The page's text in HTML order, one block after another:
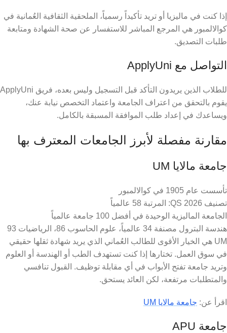
إذا كنت في ماليزيا أو تريد تأكيداً رسمياً، الملحقية الثقافية العُمانية في
كوالالمبور هي المرجع المباشر للاستفسار عن صحة الشهادة ومتابعة
طلبات التصديق.
التواصل مع ApplyUni
للطلاب الذين يريدون التأكد قبل التسجيل وليس بعده، فريق ApplyUni
يقوم بالتحقق من اعتراف الجامعة واعتماد التخصص نيابة عنك،
ويساعدك في إعداد طلب الموافقة المسبقة بالكامل.
مقارنة مفصلة لأبرز الجامعات المعترف بها
جامعة مالايا UM
تأسست عام 1905 في كوالالمبور
تصنيف QS 2026: المرتبة 58 عالمياً
الجامعة الماليزية الوحيدة في أفضل 100 جامعة عالمياً
هندسة البترول مصنفة 34 عالمياً، علوم الحاسوب 86، الرياضيات 93
UM هي الخيار الأقوى للطالب العُماني الذي يريد شهادة ثقلها حقيقي
في سوق العمل. تختارها إذا كنت تستهدف الطب أو الهندسة أو العلوم
وتريد جامعة تفتح الأبواب في أي مقابلة توظيف. القبول تنافسي
والمتطلبات مرتفعة، لكن العائد يستحق.
اقرأ عن: جامعة مالايا UM
جامعة APU